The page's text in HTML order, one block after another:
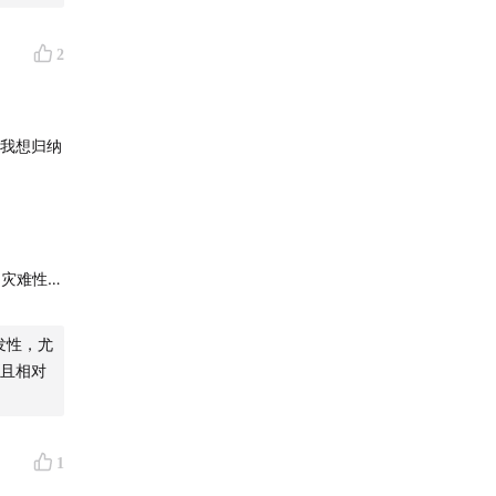
计算
2
想归纳
难性风
观色
个人最
分。
性，尤
相对
1